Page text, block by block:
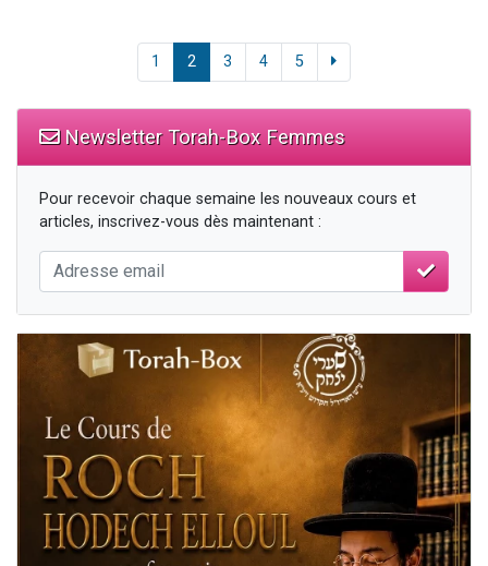
1 2 3 4 5
Newsletter Torah-Box Femmes
Pour recevoir chaque semaine les nouveaux cours et
articles, inscrivez-vous dès maintenant :